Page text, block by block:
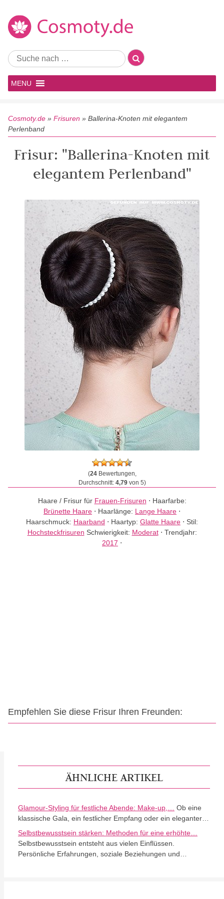
MENU
Cosmoty.de » Frisuren » Ballerina-Knoten mit elegantem
Perlenband
Frisur: "Ballerina-Knoten mit
elegantem Perlenband"
(24Bewertungen,
Durchschnitt: 4,79von 5)
Haare / Frisur für Frauen-Frisuren ⋅ Haarfarbe:
Brünette Haare ⋅ Haarlänge: Lange Haare ⋅
Haarschmuck: Haarband ⋅ Haartyp: Glatte Haare ⋅ Stil:
Hochsteckfrisuren Schwierigkeit: Moderat⋅ Trendjahr:
2017 ⋅
Empfehlen Sie diese Frisur Ihren Freunden:
ÄHNLICHE ARTIKEL
Glamour-Styling für festliche Abende: Make-up,…
Ob eine
klassische Gala, ein festlicher Empfang oder ein eleganter…
Selbstbewusstsein stärken: Methoden für eine erhöhte…
Selbstbewusstsein entsteht aus vielen Einflüssen.
Persönliche Erfahrungen, soziale Beziehungen und…